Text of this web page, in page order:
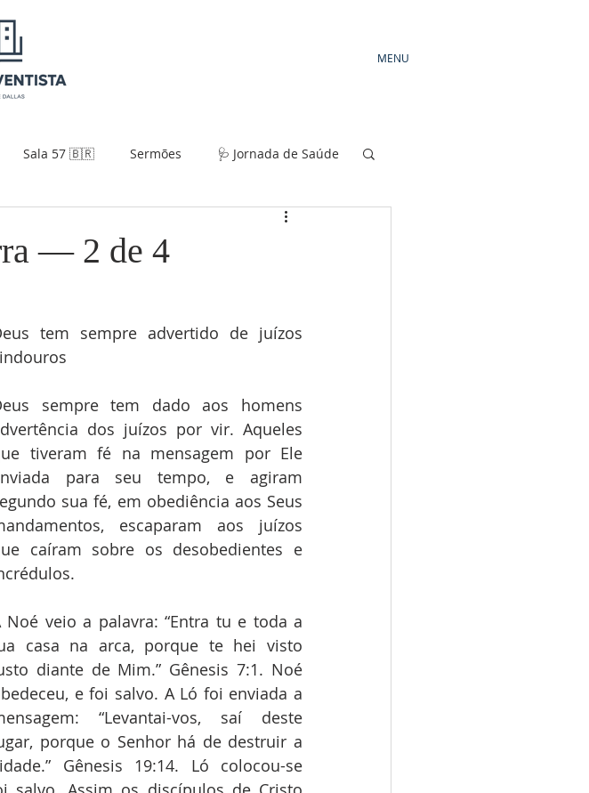
MENU
Sala 57 🇧🇷 Sermões 🩺 Jornada de Saúde
— 2 de 4
tem sempre advertido de juízos
sempre tem dado aos homens
dos juízos por vir. Aqueles
tiveram fé na mensagem por Ele
para seu tempo, e agiram
sua fé, em obediência aos Seus
escaparam aos juízos
caíram sobre os desobedientes e
Noé veio a palavra: “Entra tu e toda a
casa na arca, porque te hei visto
diante de Mim.” Gênesis 7:1. Noé
e foi salvo. A Ló foi enviada a
“Levantai-vos, saí deste
porque o Senhor há de destruir a
Gênesis 19:14. Ló colocou-se